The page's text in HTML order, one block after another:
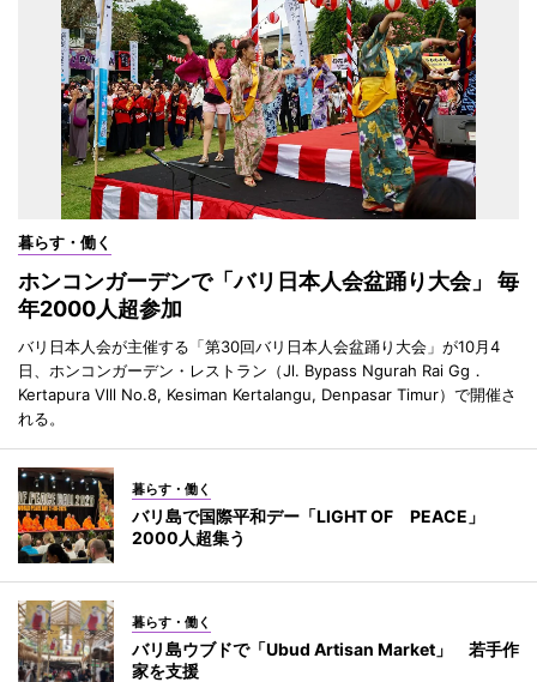
暮らす・働く
ホンコンガーデンで「バリ日本人会盆踊り大会」 毎
年2000人超参加
バリ日本人会が主催する「第30回バリ日本人会盆踊り大会」が10月4
日、ホンコンガーデン・レストラン（Jl. Bypass Ngurah Rai Gg．
Kertapura Vlll No.8, Kesiman Kertalangu, Denpasar Timur）で開催さ
れる。
暮らす・働く
バリ島で国際平和デー「LIGHT OF PEACE」
2000人超集う
暮らす・働く
バリ島ウブドで「Ubud Artisan Market」 若手作
家を支援